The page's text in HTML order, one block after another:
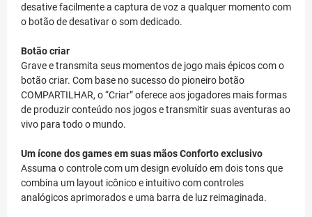
desative facilmente a captura de voz a qualquer momento com
o botão de desativar o som dedicado.
Botão criar
Grave e transmita seus momentos de jogo mais épicos com o
botão criar. Com base no sucesso do pioneiro botão
COMPARTILHAR, o “Criar” oferece aos jogadores mais formas
de produzir conteúdo nos jogos e transmitir suas aventuras ao
vivo para todo o mundo.
Um ícone dos games em suas mãosConforto exclusivo
Assuma o controle com um design evoluído em dois tons que
combina um layout icônico e intuitivo com controles
analógicos aprimorados e uma barra de luz reimaginada.